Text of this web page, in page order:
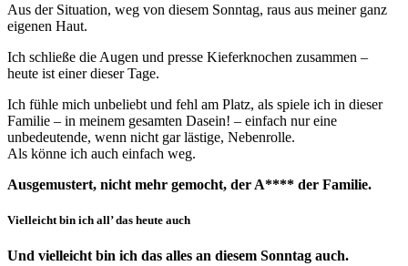
Aus der Situation, weg von diesem Sonntag, raus aus meiner ganz
eigenen Haut.
Ich schließe die Augen und presse Kieferknochen zusammen –
heute ist einer dieser Tage.
Ich fühle mich unbeliebt und fehl am Platz, als spiele ich in dieser
Familie – in meinem gesamten Dasein! – einfach nur eine
unbedeutende, wenn nicht gar lästige, Nebenrolle.
Als könne ich auch einfach weg.
Ausgemustert, nicht mehr gemocht, der A**** der Familie.
Vielleicht bin ich all’ das heute auch
Und vielleicht bin ich das alles an diesem Sonntag auch.